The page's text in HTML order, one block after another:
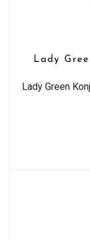
Lady
Lady Green